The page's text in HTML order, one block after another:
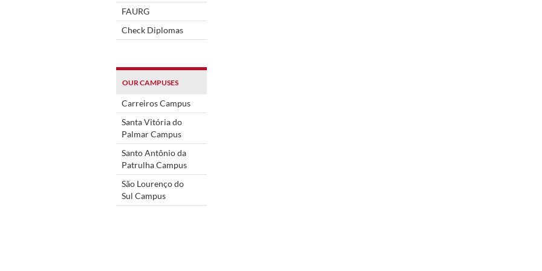
FAURG
Check Diplomas
OUR CAMPUSES
Carreiros Campus
Santa Vitória do
Palmar Campus
Santo Antônio da
Patrulha Campus
São Lourenço do
Sul Campus